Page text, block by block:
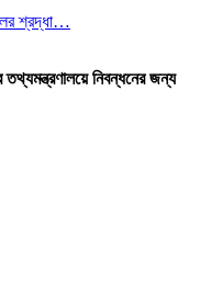
শ্রদ্ধা…
তথ্যমন্ত্রণালয়ে নিবন্ধনের জন্য